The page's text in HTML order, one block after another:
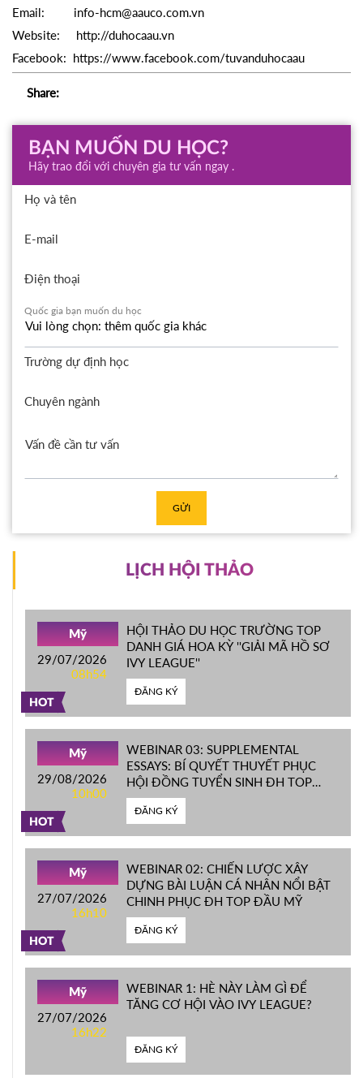
Email: info-hcm@aauco.com.vn
Website: http://duhocaau.vn
Facebook: https://www.facebook.com/tuvanduhocaau
Share:
BẠN MUỐN DU HỌC?
Hãy trao đổi với chuyên gia tư vấn ngay .
Họ và tên
E-mail
Điện thoại
Quốc gia bạn muốn du học
Trường dự định học
Chuyên ngành
GỬI
LỊCH HỘI THẢO
HOT
Mỹ
29/07/2026
08h54
HỘI THẢO DU HỌC TRƯỜNG TOP
DANH GIÁ HOA KỲ ''GIẢI MÃ HỒ SƠ
IVY LEAGUE''
ĐĂNG KÝ
HOT
Mỹ
29/08/2026
10h00
WEBINAR 03: SUPPLEMENTAL
ESSAYS: BÍ QUYẾT THUYẾT PHỤC
HỘI ĐỒNG TUYỂN SINH ĐH TOP
ĐẦU MỸ
ĐĂNG KÝ
HOT
Mỹ
27/07/2026
16h10
WEBINAR 02: CHIẾN LƯỢC XÂY
DỰNG BÀI LUẬN CÁ NHÂN NỔI BẬT
CHINH PHỤC ĐH TOP ĐẦU MỸ
ĐĂNG KÝ
Mỹ
27/07/2026
16h22
WEBINAR 1: HÈ NÀY LÀM GÌ ĐỂ
TĂNG CƠ HỘI VÀO IVY LEAGUE?
ĐĂNG KÝ